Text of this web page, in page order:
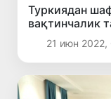
Туркиядан
вақтинчалик
21 июн 2022,